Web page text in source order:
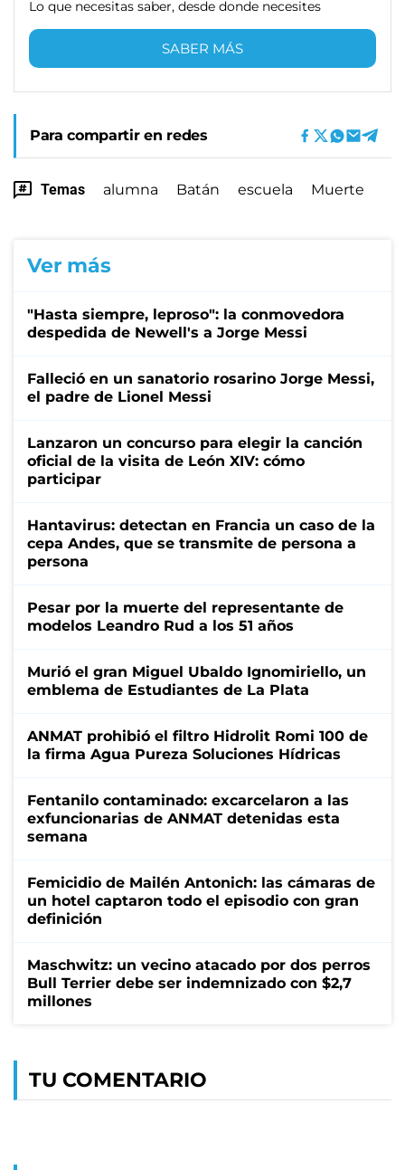
Lo que necesitas saber, desde donde necesites
SABER MÁS
Para compartir en redes
Temas alumna Batán escuela Muerte
Ver más
"Hasta siempre, leproso": la conmovedora
despedida de Newell's a Jorge Messi
Falleció en un sanatorio rosarino Jorge Messi,
el padre de Lionel Messi
Lanzaron un concurso para elegir la canción
oficial de la visita de León XIV: cómo
participar
Hantavirus: detectan en Francia un caso de la
cepa Andes, que se transmite de persona a
persona
Pesar por la muerte del representante de
modelos Leandro Rud a los 51 años
Murió el gran Miguel Ubaldo Ignomiriello, un
emblema de Estudiantes de La Plata
ANMAT prohibió el filtro Hidrolit Romi 100 de
la firma Agua Pureza Soluciones Hídricas
Fentanilo contaminado: excarcelaron a las
exfuncionarias de ANMAT detenidas esta
semana
Femicidio de Mailén Antonich: las cámaras de
un hotel captaron todo el episodio con gran
definición
Maschwitz: un vecino atacado por dos perros
Bull Terrier debe ser indemnizado con $2,7
millones
TU COMENTARIO